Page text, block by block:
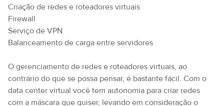
Criação de redes e roteadores virtuais
Firewall
Serviço de VPN
Balanceamento de carga entre servidores
O gerenciamento de redes e roteadores virtuais, ao
contrário do que se possa pensar, é bastante fácil. Com o
data center virtual você tem autonomia para criar redes
com a máscara que quiser, levando em consideração o